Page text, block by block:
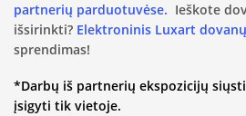
partnerių parduotuvėse. Ieškote
išsirinkti? Elektroninis Luxart
sprendimas!
*Darbų iš partnerių ekspozicijų
įsigyti tik vietoje.